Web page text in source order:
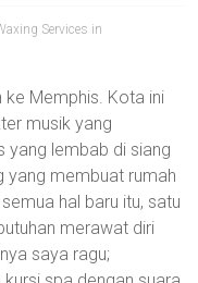
Services in
ke Memphis. Kota ini
musik yang
yang lembab di siang
yang membuat rumah
hal baru itu, satu
merawat diri
saya ragu;